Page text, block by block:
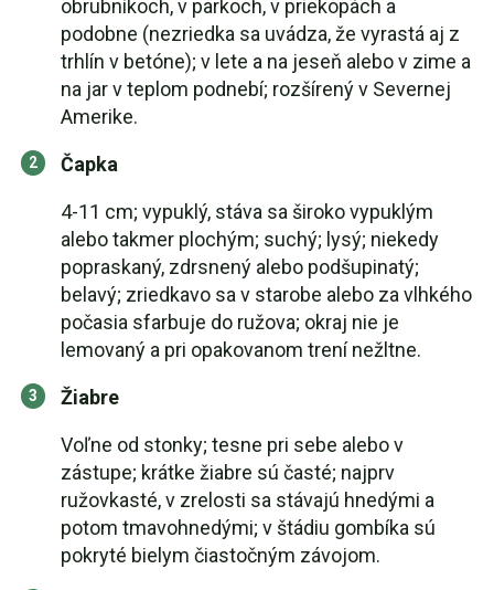
obrubníkoch, v parkoch, v priekopách a
podobne (nezriedka sa uvádza, že vyrastá aj z
trhlín v betóne); v lete a na jeseň alebo v zime a
na jar v teplom podnebí; rozšírený v Severnej
Amerike.
Čapka
4-11 cm; vypuklý, stáva sa široko vypuklým
alebo takmer plochým; suchý; lysý; niekedy
popraskaný, zdrsnený alebo podšupinatý;
belavý; zriedkavo sa v starobe alebo za vlhkého
počasia sfarbuje do ružova; okraj nie je
lemovaný a pri opakovanom trení nežltne.
Žiabre
Voľne od stonky; tesne pri sebe alebo v
zástupe; krátke žiabre sú časté; najprv
ružovkasté, v zrelosti sa stávajú hnedými a
potom tmavohnedými; v štádiu gombíka sú
pokryté bielym čiastočným závojom.